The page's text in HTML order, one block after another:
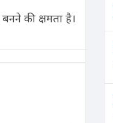
की क्षमता है।